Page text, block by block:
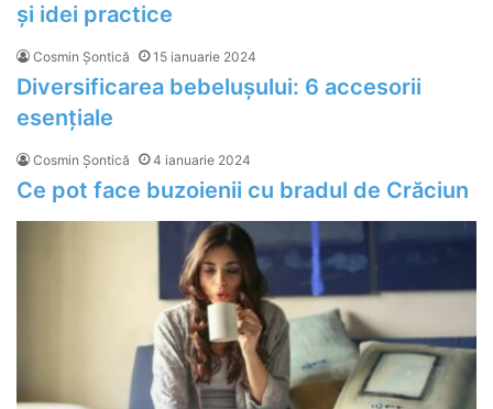
și idei practice
Cosmin Șontică 15 ianuarie 2024
Diversificarea bebelușului: 6 accesorii
esențiale
Cosmin Șontică 4 ianuarie 2024
Ce pot face buzoienii cu bradul de Crăciun